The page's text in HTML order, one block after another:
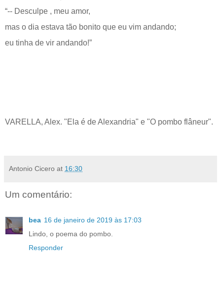
“-- Desculpe , meu amor,
mas o dia estava tão bonito que eu vim andando;
eu tinha de vir andando!”
VARELLA, Alex. "Ela é de Alexandria" e "O pombo flâneur".
Antonio Cicero at 16:30
Um comentário:
bea 16 de janeiro de 2019 às 17:03
Lindo, o poema do pombo.
Responder